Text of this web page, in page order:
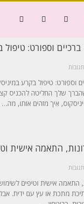
וספורט: טיפול
וספורט: טיפול בקרע
שלך החליטה להכניס
איך מזהים אותו, מה…
התאמה אישית
התאמה אישית וטיפים
מתכת או עץ עם ידית.